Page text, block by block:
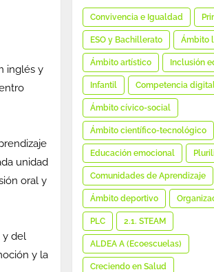
inglés y
unidad
oral y
y del
y la
Convivencia e Igualdad
ESO y Bachillerato Ámbito
Ámbito artístico Inclusión
Infantil Competencia
Ámbito cívico-social
Ámbito científico-tecnológico
Educación emocional
Comunidades de Aprendizaje
Ámbito deportivo
PLC 2.1. STEAM
ALDEA A (Ecoescuelas)
Creciendo en Salud